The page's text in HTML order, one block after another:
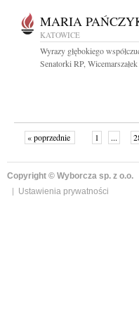
MARIA
KATOWICE
Wyrazy głębokiego
Senatorki RP,
« poprzednie 1 ...
Copyright © Wyborcza sp. z o.o.
Ustawienia prywatności